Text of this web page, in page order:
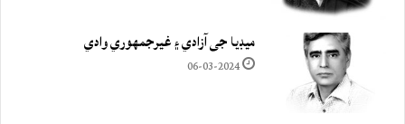
ميڊيا جي آزادي ۽ غيرجمھوري وادي
06-03-2024